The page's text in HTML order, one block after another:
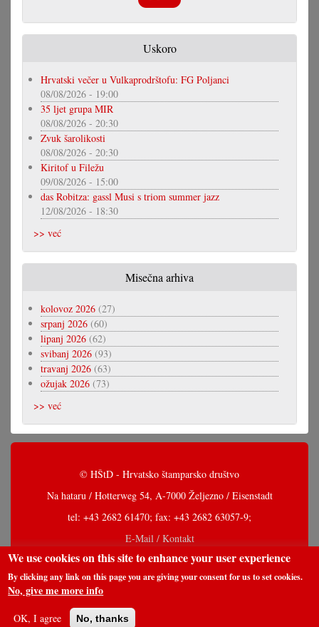
Uskoro
Hrvatski večer u Vulkaprodrštofu: FG Poljanci
08/08/2026 - 19:00
35 ljet grupa MIR
08/08/2026 - 20:30
Zvuk šarolikosti
08/08/2026 - 20:30
Kiritof u Filežu
09/08/2026 - 15:00
das Robitza: gassl Musi s triom summer jazz
12/08/2026 - 18:30
>> već
Misečna arhiva
kolovoz 2026 (27)
srpanj 2026 (60)
lipanj 2026 (62)
svibanj 2026 (93)
travanj 2026 (63)
ožujak 2026 (73)
>> već
© HŠtD - Hrvatsko štamparsko društvo
Na hataru / Hotterweg 54, A-7000 Željezno / Eisenstadt
tel: +43 2682 61470; fax: +43 2682 63057-9;
E-Mail / Kontakt
We use cookies on this site to enhance your user experience
By clicking any link on this page you are giving your consent for us to set cookies.
No, give me more info
OK, I agree No, thanks